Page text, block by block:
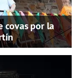
covas por la